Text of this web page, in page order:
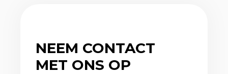
NEEM CONTACT
MET ONS OP